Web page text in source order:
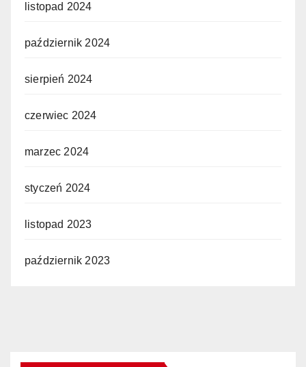
listopad 2024
październik 2024
sierpień 2024
czerwiec 2024
marzec 2024
styczeń 2024
listopad 2023
październik 2023